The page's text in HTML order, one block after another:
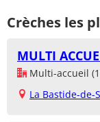
Crèches les
MULTI
Multi-accueil
La Bastide-de-